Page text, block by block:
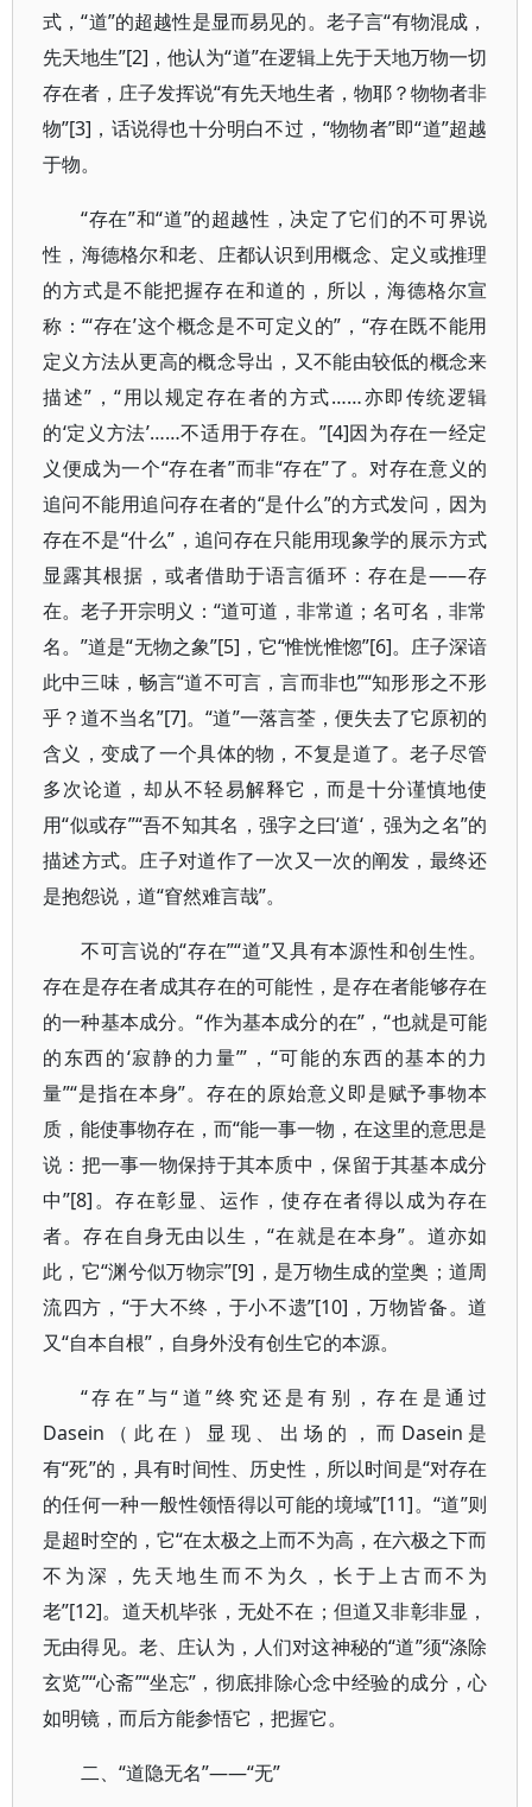
式，“道”的超越性是显而易见的。老子言“有物混成，
先天地生”[2]，他认为“道”在逻辑上先于天地万物一切
存在者，庄子发挥说“有先天地生者，物耶？物物者非
物”[3]，话说得也十分明白不过，“物物者”即“道”超越
于物。
“存在”和“道”的超越性，决定了它们的不可界说
性，海德格尔和老、庄都认识到用概念、定义或推理
的方式是不能把握存在和道的，所以，海德格尔宣
称：“‘存在’这个概念是不可定义的”，“存在既不能用
定义方法从更高的概念导出，又不能由较低的概念来
描述”，“用以规定存在者的方式……亦即传统逻辑
的‘定义方法’……不适用于存在。”[4]因为存在一经定
义便成为一个“存在者”而非“存在”了。对存在意义的
追问不能用追问存在者的“是什么”的方式发问，因为
存在不是“什么”，追问存在只能用现象学的展示方式
显露其根据，或者借助于语言循环：存在是——存
在。老子开宗明义：“道可道，非常道；名可名，非常
名。”道是“无物之象”[5]，它“惟恍惟惚”[6]。庄子深谙
此中三味，畅言“道不可言，言而非也”“知形形之不形
乎？道不当名”[7]。“道”一落言荃，便失去了它原初的
含义，变成了一个具体的物，不复是道了。老子尽管
多次论道，却从不轻易解释它，而是十分谨慎地使
用“似或存”“吾不知其名，强字之曰‘道‘，强为之名”的
描述方式。庄子对道作了一次又一次的阐发，最终还
是抱怨说，道“窅然难言哉”。
不可言说的“存在”“道”又具有本源性和创生性。
存在是存在者成其存在的可能性，是存在者能够存在
的一种基本成分。“作为基本成分的在”，“也就是可能
的东西的‘寂静的力量’”，“可能的东西的基本的力
量”“是指在本身”。存在的原始意义即是赋予事物本
质，能使事物存在，而“能一事一物，在这里的意思是
说：把一事一物保持于其本质中，保留于其基本成分
中”[8]。存在彰显、运作，使存在者得以成为存在
者。存在自身无由以生，“在就是在本身”。道亦如
此，它“渊兮似万物宗”[9]，是万物生成的堂奥；道周
流四方，“于大不终，于小不遗”[10]，万物皆备。道
又“自本自根”，自身外没有创生它的本源。
“存在”与“道”终究还是有别，存在是通过
Dasein（此在）显现、出场的，而Dasein是
有“死”的，具有时间性、历史性，所以时间是“对存在
的任何一种一般性领悟得以可能的境域”[11]。“道”则
是超时空的，它“在太极之上而不为高，在六极之下而
不为深，先天地生而不为久，长于上古而不为
老”[12]。道天机毕张，无处不在；但道又非彰非显，
无由得见。老、庄认为，人们对这神秘的“道”须“涤除
玄览”“心斋”“坐忘”，彻底排除心念中经验的成分，心
如明镜，而后方能参悟它，把握它。
二、“道隐无名”——“无”